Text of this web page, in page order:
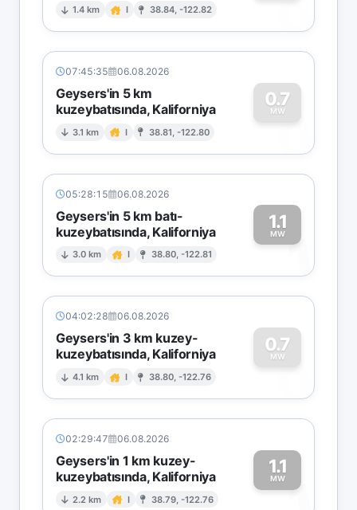
1.4 km I 38.84, -122.82 0
07:45:35 06.08.2026
Geysers'in 5 km
kuzeybatısında, Kaliforniya
3.1 km I 38.81, -122.80
0.7
MW
0
05:28:15 06.08.2026
Geysers'in 5 km batı-
kuzeybatısında, Kaliforniya
3.0 km I 38.80, -122.81
1.1
MW1
04:02:28 06.08.2026
Geysers'in 3 km kuzey-
kuzeybatısında, Kaliforniya
4.1 km I 38.80, -122.76
0.7
MW
0
02:29:47 06.08.2026
Geysers'in 1 km kuzey-
kuzeybatısında, Kaliforniya
2.2 km I 38.79, -122.76
1.1
MW